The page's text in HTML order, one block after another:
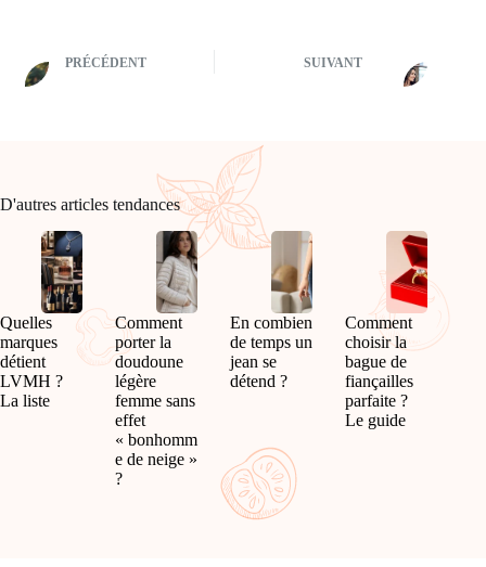
PRÉCÉDENT SUIVANT
D'autres articles tendances
Quelles
marques
détient
LVMH ?
La liste
Comment
porter la
doudoune
légère
femme sans
effet
« bonhomm
e de neige »
?
En combien
de temps un
jean se
détend ?
Comment
choisir la
bague de
fiançailles
parfaite ?
Le guide